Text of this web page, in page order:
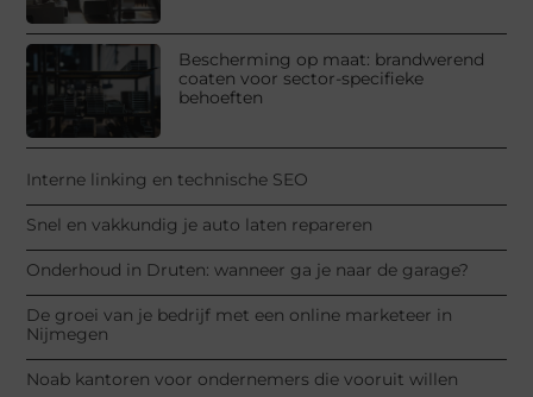
Bescherming op maat: brandwerend
coaten voor sector-specifieke
behoeften
Interne linking en technische SEO
Snel en vakkundig je auto laten repareren
Onderhoud in Druten: wanneer ga je naar de garage?
De groei van je bedrijf met een online marketeer in
Nijmegen
Noab kantoren voor ondernemers die vooruit willen